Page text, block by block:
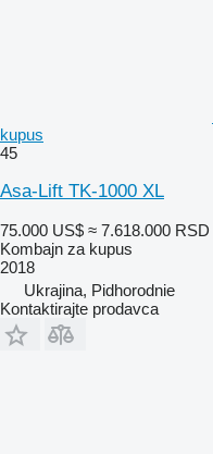
kupus
45
Asa-Lift TK-1000 XL
75.000 US$ ≈ 7.618.000 RSD
Kombajn za kupus
2018
Ukrajina, Pidhorodnie
Kontaktirajte prodavca